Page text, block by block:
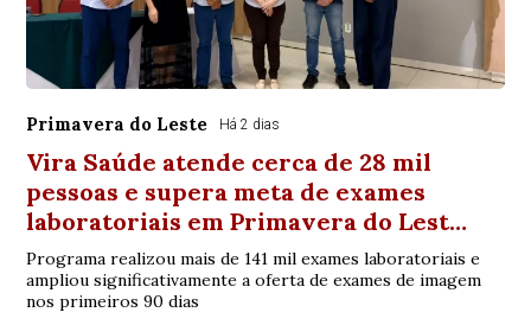
Primavera do Leste Há 2 dias
Vira Saúde atende cerca de 28 mil
pessoas e supera meta de exames
laboratoriais em Primavera do Lest…
Programa realizou mais de 141 mil exames laboratoriais e
ampliou significativamente a oferta de exames de imagem
nos primeiros 90 dias